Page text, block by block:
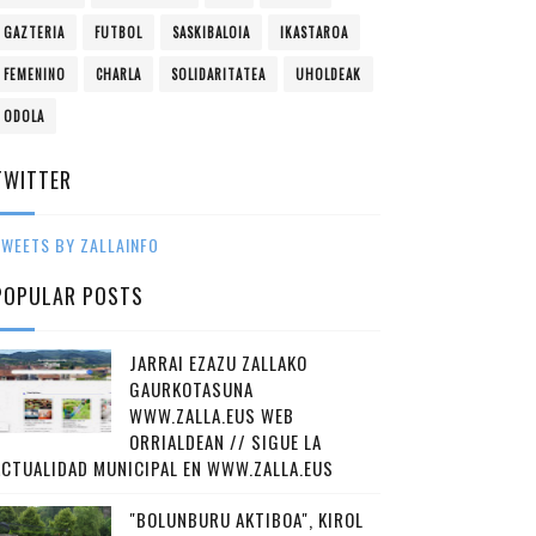
GAZTERIA FUTBOL SASKIBALOIA IKASTAROA
FEMENINO CHARLA SOLIDARITATEA UHOLDEAK
ODOLA
BY ZALLAINFO
POSTS
JARRAI EZAZU ZALLAKO
GAURKOTASUNA
WWW.ZALLA.EUS WEB
ORRIALDEAN // SIGUE LA
MUNICIPAL EN WWW.ZALLA.EUS
"BOLUNBURU AKTIBOA", KIROL